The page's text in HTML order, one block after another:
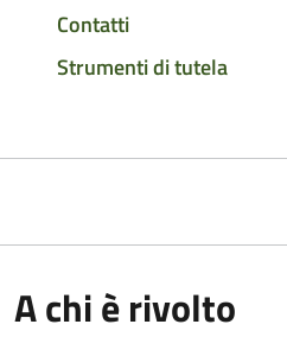
Contatti
Strumenti di tutela
A chi è rivolto